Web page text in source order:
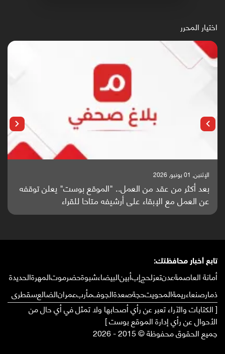
اختيار المحرر
الإثنين, 01 يونيو, 2026
بعد أكثر من عقد من العمل.. "الموقع بوست" يعلن توقفه
عن العمل مع الإبقاء على أرشيفه متاحا للقراء
تابع أخبار محافظتك:
أمانة العاصمةعدنتعزلحجإبأبينالبيضاءشبوةحضرموتالمهرةالحديدة
ذمارصنعاءريمةالمحويتحجةصعدةالجوفمأربعمرانالضالعسقطرى
[ الكتابات والآراء تعبر عن رأي أصحابها ولا تمثل في أي حال من
الأحوال عن رأي إدارة الموقع بوست ]
جميع الحقوق محفوظة © 2015 - 2026